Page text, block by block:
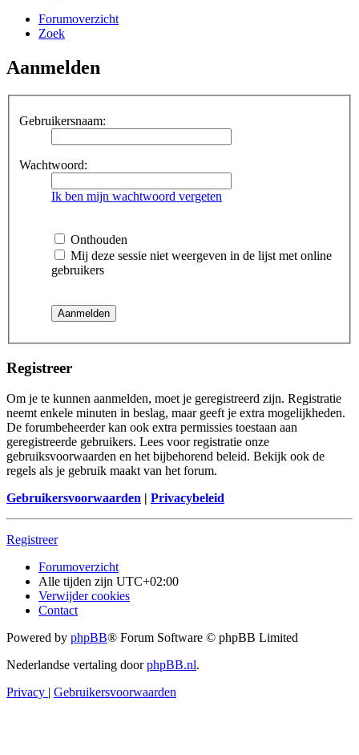
Forumoverzicht
Zoek
Aanmelden
Gebruikersnaam:
Wachtwoord:
Ik ben mijn wachtwoord vergeten
Onthouden
Mij deze sessie niet weergeven in de lijst met online
gebruikers
Registreer
Om je te kunnen aanmelden, moet je geregistreerd zijn. Registratie
neemt enkele minuten in beslag, maar geeft je extra mogelijkheden.
De forumbeheerder kan ook extra permissies toestaan aan
geregistreerde gebruikers. Lees voor registratie onze
gebruiksvoorwaarden en het bijbehorend beleid. Bekijk ook de
regels als je gebruik maakt van het forum.
Gebruikersvoorwaarden | Privacybeleid
Registreer
Forumoverzicht
Alle tijden zijn UTC+02:00
Verwijder cookies
Contact
Powered by phpBB® Forum Software © phpBB Limited
Nederlandse vertaling doorphpBB.nl.
Privacy | Gebruikersvoorwaarden